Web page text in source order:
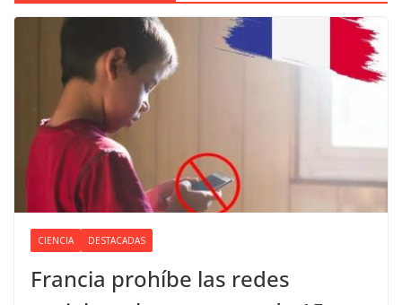
CIENCIA DESTACADAS
Francia prohíbe las redes